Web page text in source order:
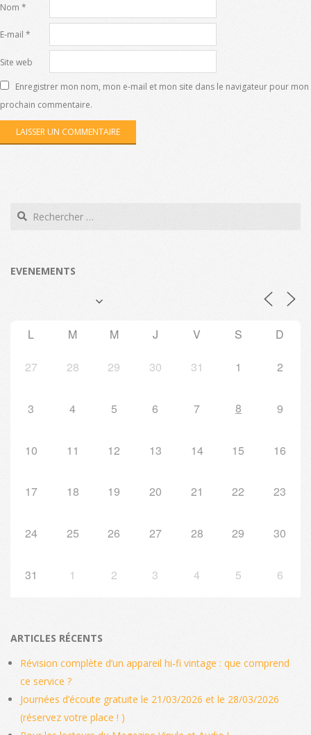
Nom *
E-mail *
Site web
Enregistrer mon nom, mon e-mail et mon site dans le navigateur pour mon
prochain commentaire.
Search
EVENEMENTS
L M M J V S D
27 28 29 30 31 1 2
3 4 5 6 7 8 9
10 11 12 13 14 15 16
17 18 19 20 21 22 23
24 25 26 27 28 29 30
31 1 2 3 4 5 6
ARTICLES RÉCENTS
Révision complète d’un appareil hi‑fi vintage : que comprend
ce service ?
Journées d’écoute gratuite le 21/03/2026 et le 28/03/2026
(réservez votre place ! )